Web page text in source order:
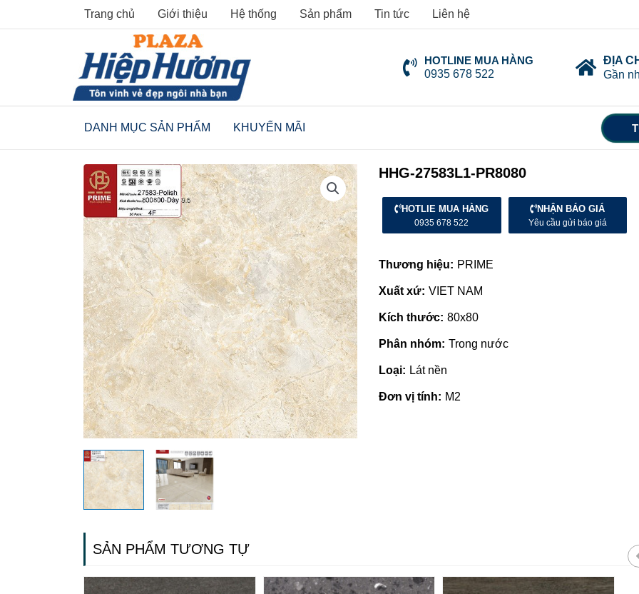
to
Trang chủ Giới thiệu Hệ thống Sản phẩm Tin tức Liên hệ
HOTLINE MUA HÀNG
0935 678 522
ĐỊA
Gần
DANH MỤC SẢN PHẨM KHUYẾN MÃI
HHG-27583L1-PR8080
HOTLIE MUA HÀNG
0935 678 522
NHẬN BÁO GIÁ
Yêu cầu gửi báo giá
Thương hiệu: PRIME
Xuất xứ: VIET NAM
Kích thước: 80x80
Phân nhóm: Trong nước
Loại: Lát nền
Đơn vị tính: M2
SẢN PHẨM TƯƠNG TỰ